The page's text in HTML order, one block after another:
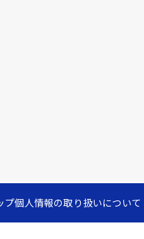
プ個人情報の取り扱いについて